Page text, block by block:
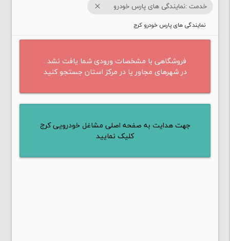
خدمت :نمایندگی های پارس خودرو close
نمایندگی های پارس خودرو کرج
فروشگاهی با مشخصات ورودی شما یافت نشد .
در شهرهای مجاور یا در مرکز استان جستجو کنید
جهت هدایت به صفحه اصلی مشاغل خودرویی کرج
کلیک نمایید